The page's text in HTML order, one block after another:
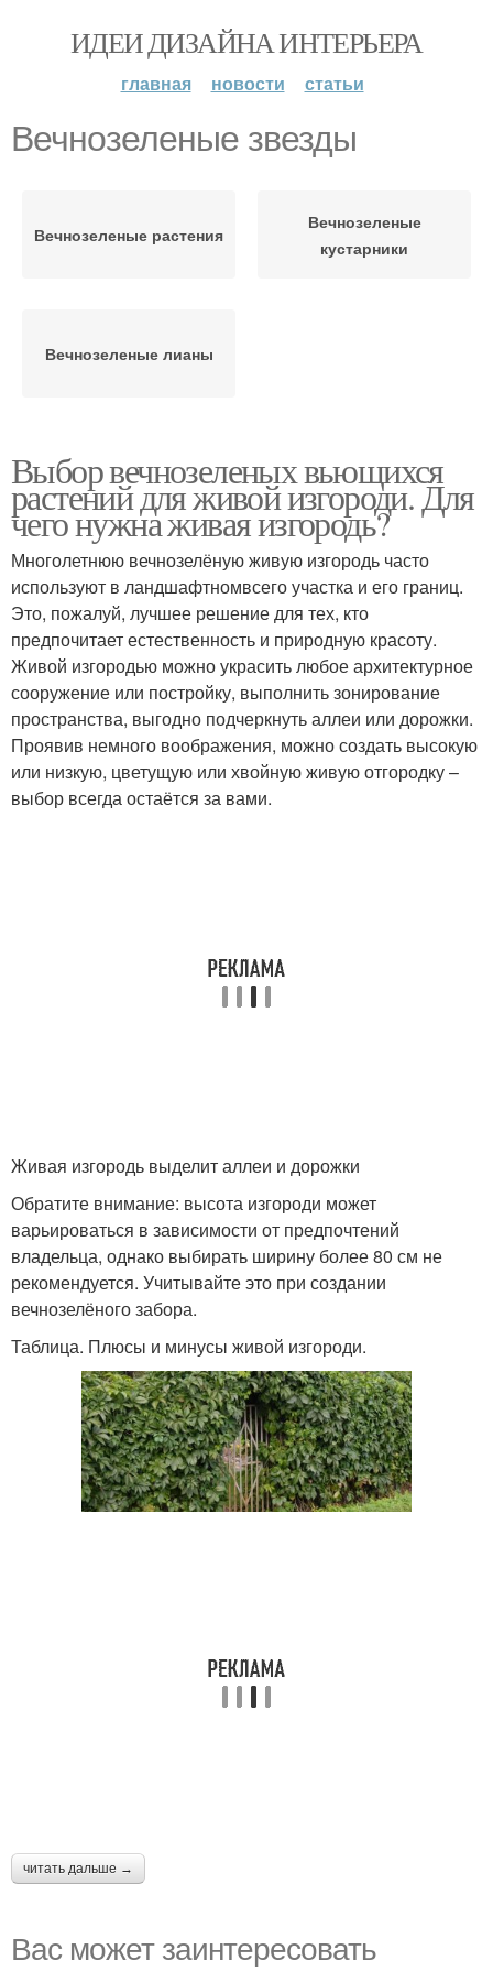
ИДЕИ ДИЗАЙНА ИНТЕРЬЕРА
главная новости статьи
Вечнозеленые звезды
Вечнозеленые растения
Вечнозеленые
кустарники
Вечнозеленые лианы
Выбор вечнозеленых вьющихся
растений для живой изгороди. Для
чего нужна живая изгородь?
Многолетнюю вечнозелёную живую изгородь часто
используют в ландшафтномвсего участка и его границ.
Это, пожалуй, лучшее решение для тех, кто
предпочитает естественность и природную красоту.
Живой изгородью можно украсить любое архитектурное
сооружение или постройку, выполнить зонирование
пространства, выгодно подчеркнуть аллеи или дорожки.
Проявив немного воображения, можно создать высокую
или низкую, цветущую или хвойную живую отгородку –
выбор всегда остаётся за вами.
Живая изгородь выделит аллеи и дорожки
Обратите внимание: высота изгороди может
варьироваться в зависимости от предпочтений
владельца, однако выбирать ширину более 80 см не
рекомендуется. Учитывайте это при создании
вечнозелёного забора.
Таблица. Плюсы и минусы живой изгороди.
читать дальше →
Вас может заинтересовать